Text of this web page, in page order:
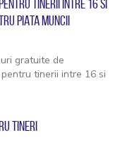
TINERII INTRE 16 SI
PIATA MUNCII
gratuite de
tinerii intre 16 si
TINERI